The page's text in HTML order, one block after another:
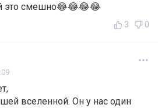
это смешно😂😂😂😂
3 0
вселенной. Он у нас один